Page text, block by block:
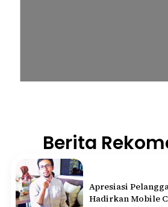
Berita
Apresiasi
Hadirkan Mobile